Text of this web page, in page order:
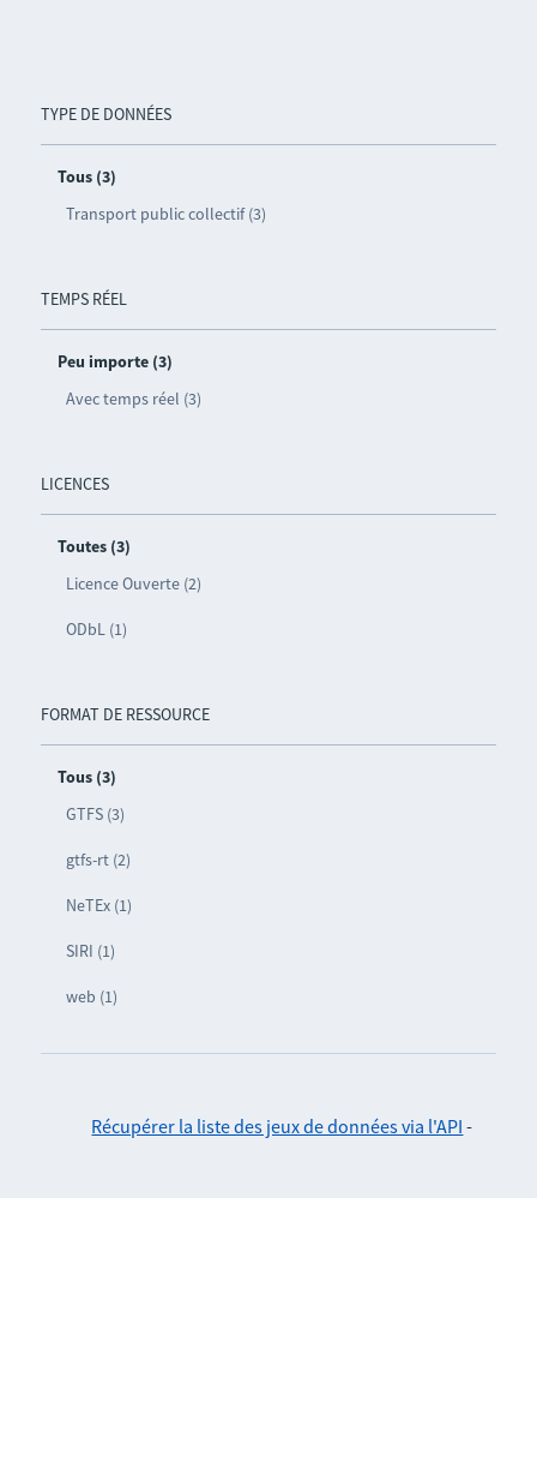
TYPE DE DONNÉES
Tous (3)
Transport public collectif (3)
TEMPS RÉEL
Peu importe (3)
Avec temps réel (3)
LICENCES
Toutes (3)
Licence Ouverte (2)
ODbL (1)
FORMAT DE RESSOURCE
Tous (3)
GTFS (3)
gtfs-rt (2)
NeTEx (1)
SIRI (1)
web (1)
Récupérer la liste des jeux de données via l'API -